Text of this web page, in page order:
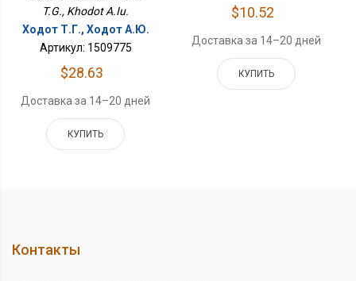
T.G., Khodot A.Iu.
Ходот Т.Г., Ходот А.Ю.
Артикул: 1509775
$28.63
Доставка за 14–20 дней
КУПИТЬ
$10.52
Доставка за 14–20 дней
КУПИТЬ
Контакты